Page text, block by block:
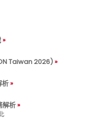
Taiwan 2026)
析
解析